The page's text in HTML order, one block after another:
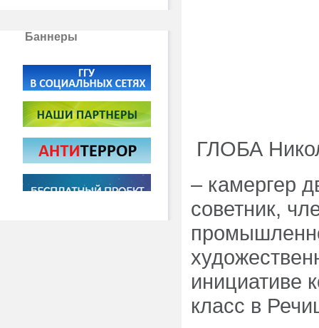
Баннеры
ГЛОБА
– камергер
советник,
инициативе
класс в